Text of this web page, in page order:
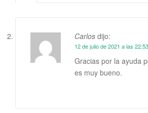
Carlos dijo:
12 de julio de 2021 a las 22:53
Gracias por la ayuda
es muy bueno.